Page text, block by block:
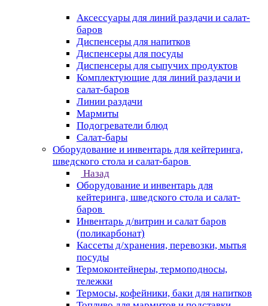
Аксессуары для линий раздачи и салат-
баров
Диспенсеры для напитков
Диспенсеры для посуды
Диспенсеры для сыпучих продуктов
Комплектующие для линий раздачи и
салат-баров
Линии раздачи
Мармиты
Подогреватели блюд
Салат-бары
Оборудование и инвентарь для кейтеринга,
шведского стола и салат-баров
Назад
Оборудование и инвентарь для
кейтеринга, шведского стола и салат-
баров
Инвентарь д/витрин и салат баров
(поликарбонат)
Кассеты д/хранения, перевозки, мытья
посуды
Термоконтейнеры, термоподносы,
тележки
Термосы, кофейники, баки для напитков